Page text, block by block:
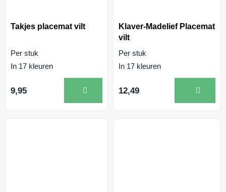
Takjes placemat vilt
Per stuk
In 17 kleuren
9,95
Klaver-Madelief Placemat
vilt
Per stuk
In 17 kleuren
12,49